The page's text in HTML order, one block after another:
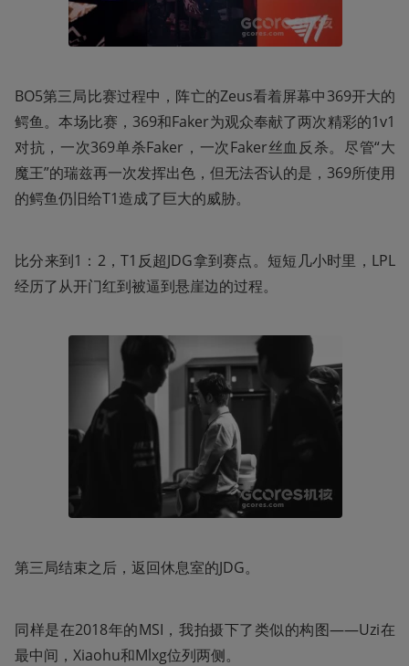
BO5第三局比赛过程中，阵亡的Zeus看着屏幕中369开大的
鳄鱼。本场比赛，369和Faker为观众奉献了两次精彩的1v1
对抗，一次369单杀Faker，一次Faker丝血反杀。尽管“大
魔王”的瑞兹再一次发挥出色，但无法否认的是，369所使用
的鳄鱼仍旧给T1造成了巨大的威胁。
比分来到1：2，T1反超JDG拿到赛点。短短几小时里，LPL
经历了从开门红到被逼到悬崖边的过程。
第三局结束之后，返回休息室的JDG。
同样是在2018年的MSI，我拍摄下了类似的构图——Uzi在
最中间，Xiaohu和Mlxg位列两侧。